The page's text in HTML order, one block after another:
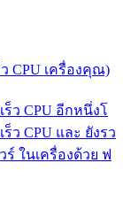
CPU เครื่องคุณ)
ว CPU อีกหนึ่งโ
ว CPU และ ยังรว
ในเครื่องด้วย ฟ